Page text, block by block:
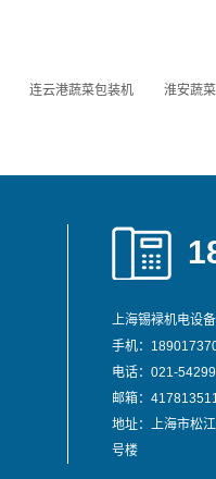
连云港蔬菜包装机 淮安蔬
上海锡䘵机电设
手机：
电话：021-
邮箱：
地址：上海市松
号楼